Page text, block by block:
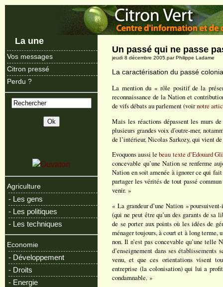
La une
Vos messages
Citron pressé
Perdu ?
Agriculture
- Les gens
- Les politiques
- Les techniques
Economie
- Développement
- Droits
- Energie
Un passé qui ne passe
jeudi 8 décembre 2005.par Philippe Ladame
La caractérisation du passé
La mention du « rôle positif de la
reconnaissance de la Nation et
de vifs débats au parlement (voirnotre
Mais les réactions dépassent les murs
plusieurs grandes voix d’outre-mer,
de l’intérieur, Nicolas Sarkozy, qui vient
Evoquons aussi lebeau texte d’Edouard
concevable qu’une Nation se renferme
Nation en soit amenée à ignorer ce qui
partager les vérités de tout passé
venir. »
« La grandeur d’une Nation »
(qui ne peut être qu’un des garants de sa
de se porter aux points où les idées de
ménager toujours, à court et à long terme,
non. Il n’est pas concevable qu’une telle
d’enseignement dans ses
venu, et que ces orientations visent
entreprise (la colonisation) qui lui a
condamnable. »